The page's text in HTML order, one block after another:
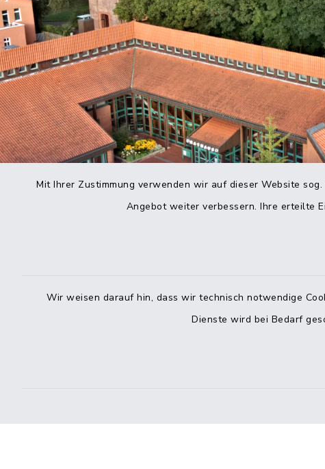
Mit Ihrer Zustimmung verwenden wir auf dieser Website
Angebot weiter verbessern. Ihre erteilte
Wir weisen darauf hin, dass wir technisch notwendige
Dienste wird bei Bedarf